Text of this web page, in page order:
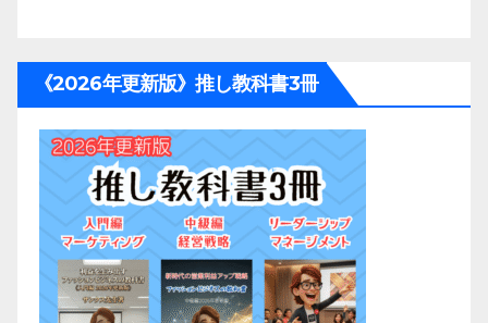
《2026年更新版》推し教科書3冊